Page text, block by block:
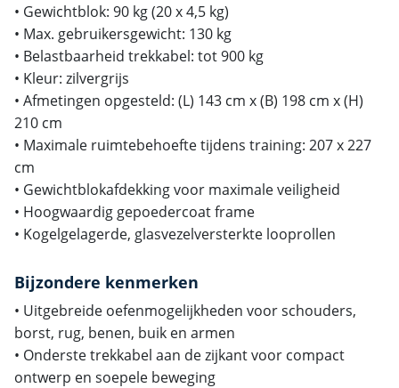
• Gewichtblok: 90 kg (20 x 4,5 kg)
• Max. gebruikersgewicht: 130 kg
• Belastbaarheid trekkabel: tot 900 kg
• Kleur: zilvergrijs
• Afmetingen opgesteld: (L) 143 cm x (B) 198 cm x (H)
210 cm
• Maximale ruimtebehoefte tijdens training: 207 x 227
cm
• Gewichtblokafdekking voor maximale veiligheid
• Hoogwaardig gepoedercoat frame
• Kogelgelagerde, glasvezelversterkte looprollen
Bijzondere kenmerken
• Uitgebreide oefenmogelijkheden voor schouders,
borst, rug, benen, buik en armen
• Onderste trekkabel aan de zijkant voor compact
ontwerp en soepele beweging